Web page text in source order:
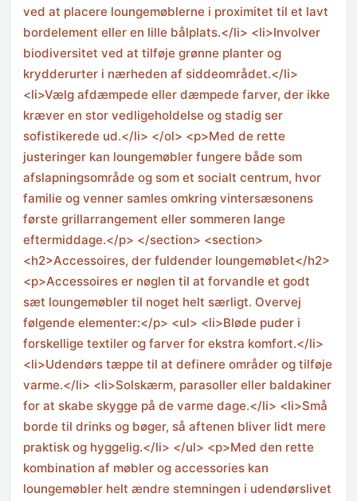
ved at placere loungemøblerne i proximitet til et lavt
bordelement eller en lille bålplats.</li> <li>Involver
biodiversitet ved at tilføje grønne planter og
krydderurter i nærheden af siddeområdet.</li>
<li>Vælg afdæmpede eller dæmpede farver, der ikke
kræver en stor vedligeholdelse og stadig ser
sofistikerede ud.</li> </ol> <p>Med de rette
justeringer kan loungemøbler fungere både som
afslapningsområde og som et socialt centrum, hvor
familie og venner samles omkring vintersæsonens
første grillarrangement eller sommeren lange
eftermiddage.</p> </section> <section>
<h2>Accessoires, der fuldender loungemøblet</h2>
<p>Accessoires er nøglen til at forvandle et godt
sæt loungemøbler til noget helt særligt. Overvej
følgende elementer:</p> <ul> <li>Bløde puder i
forskellige textiler og farver for ekstra komfort.</li>
<li>Udendørs tæppe til at definere områder og tilføje
varme.</li> <li>Solskærm, parasoller eller baldakiner
for at skabe skygge på de varme dage.</li> <li>Små
borde til drinks og bøger, så aftenen bliver lidt mere
praktisk og hyggelig.</li> </ul> <p>Med den rette
kombination af møbler og accessories kan
loungemøbler helt ændre stemningen i udendørslivet